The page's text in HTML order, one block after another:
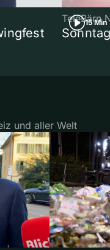
15 Min
TeleBärn
und aller Welt